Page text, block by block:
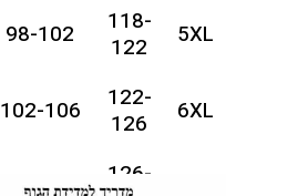
5XL
118-
122
98-102
6XL
122-
126
102-106
126-
106-110